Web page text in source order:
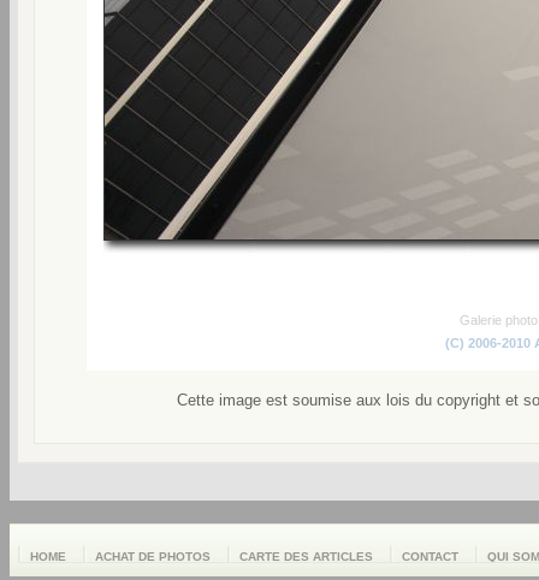
Galerie
(C) 2006-2010
Cette image est soumise aux lois du copyright et
HOME ACHAT DE PHOTOS CARTE DES ARTICLES CONTACT QUI